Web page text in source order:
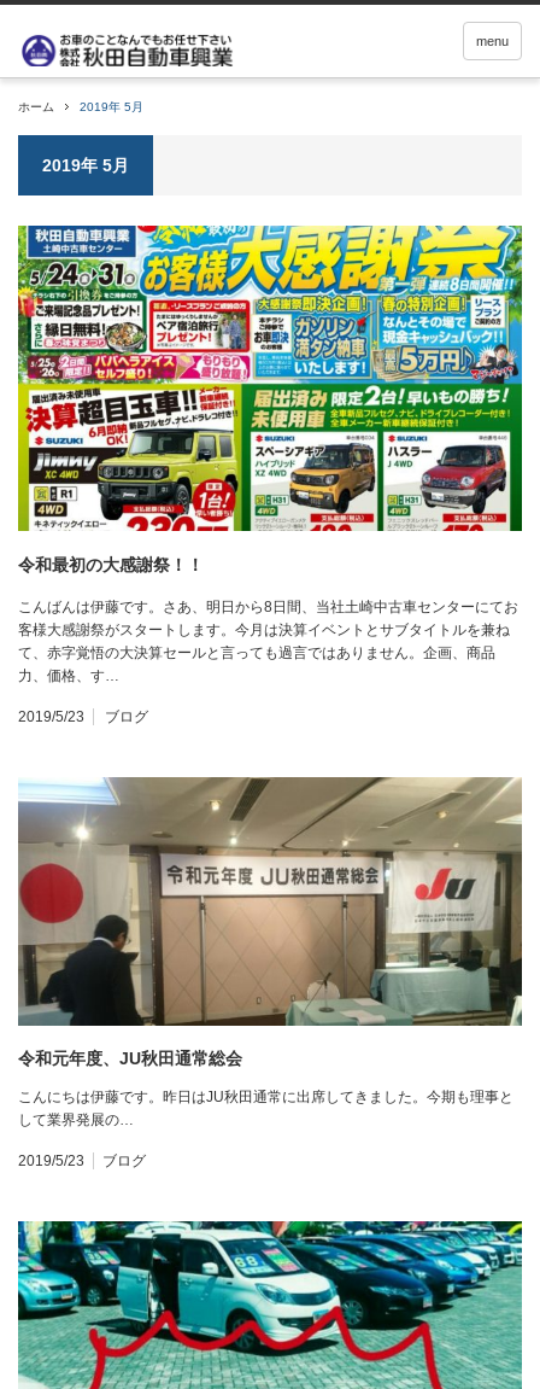
menu
ホーム 2019年 5月
2019年 5月
令和最初の大感謝祭！！
こんばんは伊藤です。さあ、明日から8日間、当社土崎中古車センターにてお
客様大感謝祭がスタートします。今月は決算イベントとサブタイトルを兼ね
て、赤字覚悟の大決算セールと言っても過言ではありません。企画、商品
力、価格、す…
2019/5/23 ブログ
令和元年度、JU秋田通常総会
こんにちは伊藤です。昨日はJU秋田通常に出席してきました。今期も理事と
して業界発展の…
2019/5/23 ブログ